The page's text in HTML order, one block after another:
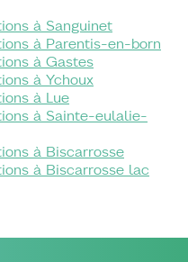
à Sanguinet
à Parentis-en-born
à Gastes
à Ychoux
à Lue
à Sainte-eulalie-
à Biscarrosse
à Biscarrosse lac